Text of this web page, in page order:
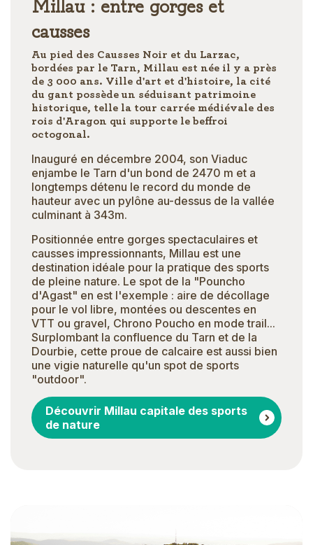
causses
Au pied des Causses Noir et du Larzac,
bordées par le Tarn, Millau est née il y a près
de 3 000 ans. Ville d'art et d'histoire, la cité
du gant possède un séduisant patrimoine
historique, telle la tour carrée médiévale des
rois d'Aragon qui supporte le beffroi
octogonal.
Inauguré en décembre 2004, son Viaduc
enjambe le Tarn d'un bond de 2470 m et a
longtemps détenu le record du monde de
hauteur avec un pylône au-dessus de la vallée
culminant à 343m.
Positionnée entre gorges spectaculaires et
causses impressionnants, Millau est une
destination idéale pour la pratique des sports
de pleine nature. Le spot de la "Pouncho
d'Agast" en est l'exemple : aire de décollage
pour le vol libre, montées ou descentes en
VTT ou gravel, Chrono Poucho en mode trail...
Surplombant la confluence du Tarn et de la
Dourbie, cette proue de calcaire est aussi bien
une vigie naturelle qu'un spot de sports
"outdoor".
Découvrir Millau capitale des sports
de nature